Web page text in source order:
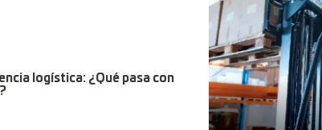
logística: ¿Qué pasa con